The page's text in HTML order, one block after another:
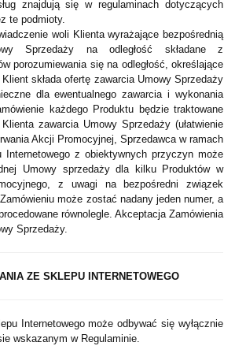
znajdują się w regulaminach dotyczących
te podmioty.
woli Klienta wyrażające bezpośrednią
Sprzedaży na odległość składane z
porozumiewania się na odległość, określające
składa ofertę zawarcia Umowy Sprzedaży
dla ewentualnego zawarcia i wykonania
każdego Produktu będzie traktowane
zawarcia Umowy Sprzedaży (ułatwienie
Akcji Promocyjnej, Sprzedawca w ramach
Internetowego z obiektywnych przyczyn może
Umowy sprzedaży dla kilku Produktów w
z uwagi na bezpośredni związek
może zostać nadany jeden numer, a
równolegle. Akceptacja Zamówienia
Sprzedaży.
ZE SKLEPU INTERNETOWEGO
Internetowego może odbywać się wyłącznie
wskazanym w Regulaminie.